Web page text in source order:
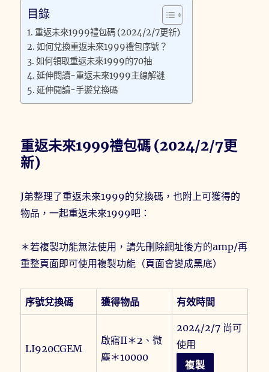
目錄
重返未來1999禮包碼 (2024/2/7更新)
如何兌換重返未來1999禮包序號？
如何領取重返未來1999的70抽
延伸閱讀-重返未來1999主線解謎
延伸閱讀-手遊兌換碼
重返未來1999禮包碼 (2024/2/7更
新)
J弟整理了重返未來1999的兌換碼，也附上可獲得的
物品，一起重返未來1999吧：
＊若複製功能無法使用，請先刪除網址後方的amp/再
重整頁面即可使用複製功能（頁面會變成黑底）
序號兌換碼 獲得物品 有效時間
LI920CGEM
啟寤II＊2、微
塵＊10000
2024/2/7 尚可
使用
複製